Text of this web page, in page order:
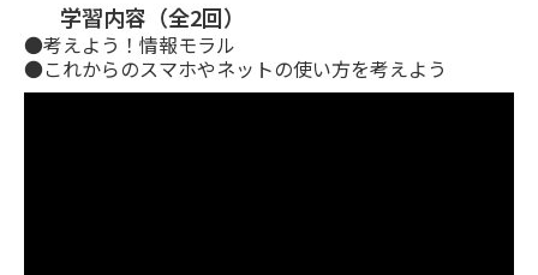
学習内容（全2回）
●考えよう！情報モラル
●これからのスマホやネットの使い方を考えよう